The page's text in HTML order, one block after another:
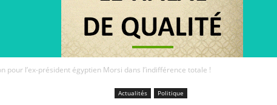
pour l’ex-président égyptien Morsi dans l’indifférence totale !
Actualités Politique